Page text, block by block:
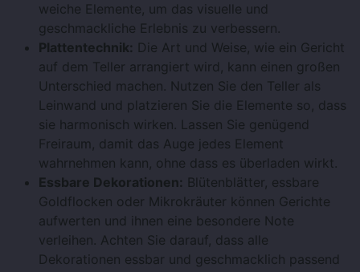
weiche Elemente, um das visuelle und
geschmackliche Erlebnis zu verbessern.
Plattentechnik: Die Art und Weise, wie ein Gericht
auf dem Teller arrangiert wird, kann einen großen
Unterschied machen. Nutzen Sie den Teller als
Leinwand und platzieren Sie die Elemente so, dass
sie harmonisch wirken. Lassen Sie genügend
Freiraum, damit das Auge jedes Element
wahrnehmen kann, ohne dass es überladen wirkt.
Essbare Dekorationen: Blütenblätter, essbare
Goldflocken oder Mikrokräuter können Gerichte
aufwerten und ihnen eine besondere Note
verleihen. Achten Sie darauf, dass alle
Dekorationen essbar und geschmacklich passend